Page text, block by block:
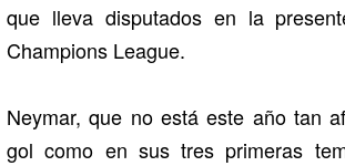
que lleva disputados en la
Champions League.
Neymar, que no está este año tan
gol como en sus tres primeras